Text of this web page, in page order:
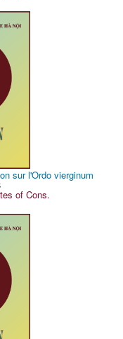
sur l'Ordo vierginum
of Cons.